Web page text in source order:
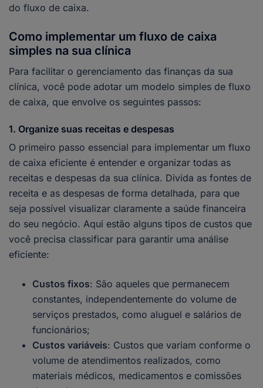
do fluxo de caixa.
Como implementar um fluxo de caixa
simples na sua clínica
Para facilitar o gerenciamento das finanças da sua
clínica, você pode adotar um modelo simples de fluxo
de caixa, que envolve os seguintes passos:
1. Organize suas receitas e despesas
O primeiro passo essencial para implementar um fluxo
de caixa eficiente é entender e organizar todas as
receitas e despesas da sua clínica. Divida as fontes de
receita e as despesas de forma detalhada, para que
seja possível visualizar claramente a saúde financeira
do seu negócio. Aqui estão alguns tipos de custos que
você precisa classificar para garantir uma análise
eficiente:
Custos fixos: São aqueles que permanecem
constantes, independentemente do volume de
serviços prestados, como aluguel e salários de
funcionários;
Custos variáveis: Custos que variam conforme o
volume de atendimentos realizados, como
materiais médicos, medicamentos e comissões